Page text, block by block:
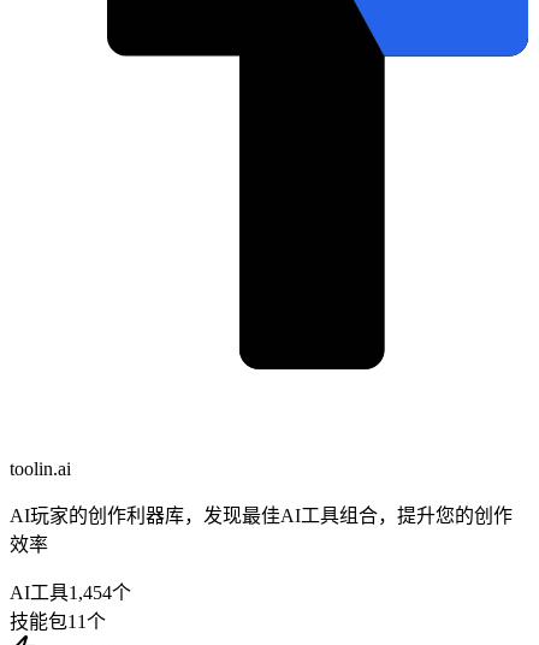
toolin.ai
AI玩家的创作利器库，发现最佳AI工具组合，提升您的创作
效率
AI工具1,454个
技能包11个